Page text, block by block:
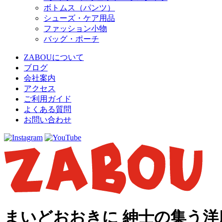
ボトムス（パンツ）
シューズ・ケア用品
ファッション小物
バッグ・ポーチ
ZABOUについて
ブログ
会社案内
アクセス
ご利用ガイド
よくある質問
お問い合わせ
まいどおおきに 紳士の集う